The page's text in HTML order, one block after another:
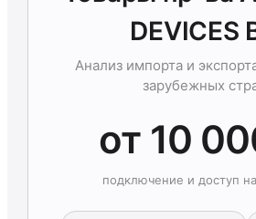
DEVICES
Анализ импорта и
зарубежных
от 10
подключение и доступ